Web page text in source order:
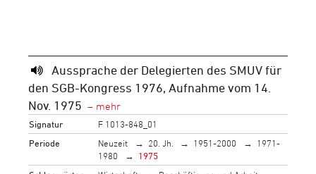
Aussprache der Delegierten des SMUV für
den SGB-Kongress 1976, Aufnahme vom 14.
Nov. 1975
Signatur
F 1013-848_01
Periode
Neuzeit 20. Jh. 1951-2000
1971-
1980
1975